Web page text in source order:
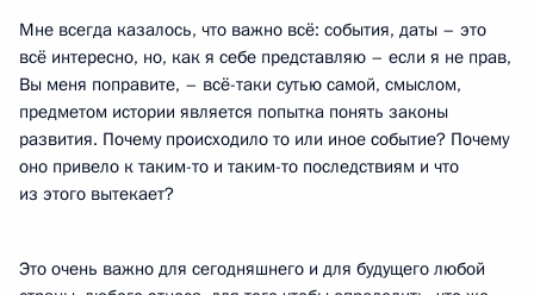
Мне всегда казалось, что важно всё: события, даты – это
всё интересно, но, как я себе представляю – если я не прав,
Вы меня поправите, – всё-таки сутью самой, смыслом,
предметом истории является попытка понять законы
развития. Почему происходило то или иное событие? Почему
оно привело к таким-то и таким-то последствиям и что
из этого вытекает?
Это очень важно для сегодняшнего и для будущего любой